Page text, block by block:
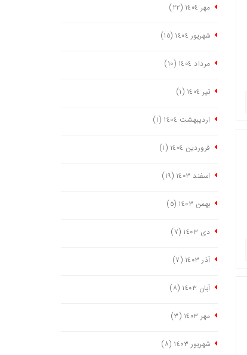
مهر ١٤٠٤ (٢٢)
شهریور ١٤٠٤ (١٥)
مرداد ١٤٠٤ (١٠)
تیر ١٤٠٤ (١)
اردیبهشت ١٤٠٤ (١)
فروردین ١٤٠٤ (١)
اسفند ١٤٠٣ (١٩)
بهمن ١٤٠٣ (٥)
دی ١٤٠٣ (٧)
آذر ١٤٠٣ (٧)
آبان ١٤٠٣ (٨)
مهر ١٤٠٣ (٣)
شهریور ١٤٠٣ (٨)